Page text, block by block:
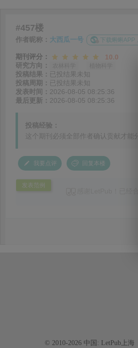
#457楼
作者昵称： 大西瓜一号 下载蝌蝌APP
期刊评分：
10.0
研究方向：
投稿结果： 已投结果未知
投稿周期： 已投结果未知
发表时间： 2026-08-05 08:25:36
最后更新： 2026-08-05 08:25:36
投稿经验：
这个期刊必须全部作者确认贡献才能
我要点评 回复本楼
发表范例
感谢LetPub！已经
© 2010-2026 中国: LetPub上海